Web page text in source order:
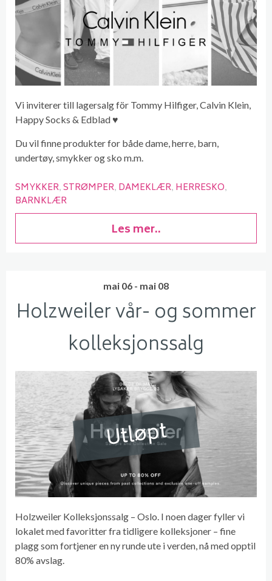
Vi inviterer till lagersalg för Tommy Hilfiger, Calvin Klein,
Happy Socks & Edblad ♥
Du vil finne produkter for både dame, herre, barn,
undertøy, smykker og sko m.m.
SMYKKER STRØMPER DAMEKLÆR HERRESKO
BARNKLÆR
Les mer..
mai 06 - mai 08
Holzweiler vår- og sommer
kolleksjonssalg
Utløpt
Holzweiler Kolleksjonssalg – Oslo. I noen dager fyller vi
lokalet med favoritter fra tidligere kolleksjoner – fine
plagg som fortjener en ny runde ute i verden, nå med opptil
80% avslag.